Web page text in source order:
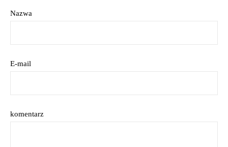
Nazwa
E-mail
komentarz